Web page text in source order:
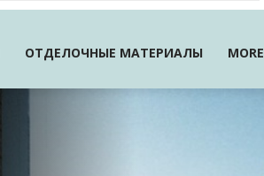
ОТДЕЛОЧНЫЕ МАТЕРИАЛЫ MORE